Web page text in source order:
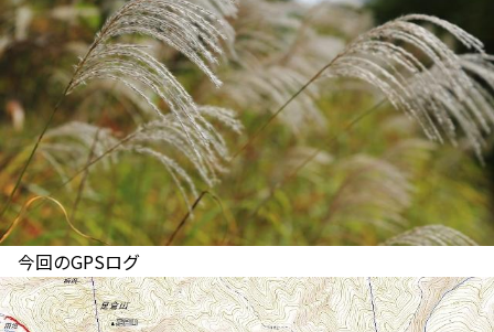
今回のGPSログ